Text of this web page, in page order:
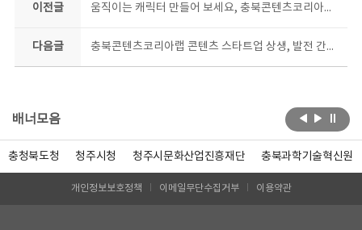
이전글 움직이는 캐릭터 만들어 보세요, 충북콘텐츠코리아랩 이모티콘 심화과정 모집
다음글 충북콘텐츠코리아랩 콘텐츠 스타트업 상생, 발전 간담회 개최
배너모음
충청북도청 청주시청 청주시문화산업진흥재단 충북과학기술혁신원
개인정보보호정책 이메일무단수집거부 이용약관